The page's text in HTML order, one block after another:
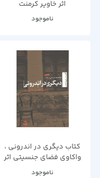
اثر خاویر کرمنت
ناموجود
کتاب دیگری در اندرونی ،
واکاوی فضای جنسیتی اثر
مرضیه بهرامی برومند
ناموجود